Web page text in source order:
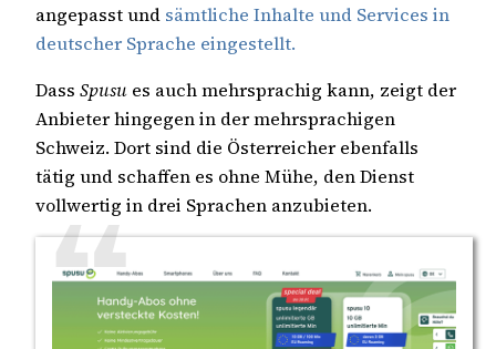
angepasst und sämtliche Inhalte und Services in
deutscher Sprache eingestellt.
Dass Spusu es auch mehrsprachig kann, zeigt der
Anbieter hingegen in der mehrsprachigen
Schweiz. Dort sind die Österreicher ebenfalls
tätig und schaffen es ohne Mühe, den Dienst
vollwertig in drei Sprachen anzubieten.